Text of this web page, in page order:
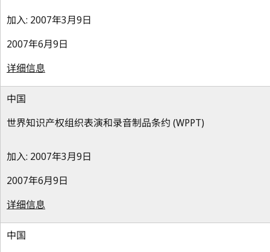
加入: 2007年3月9日
2007年6月9日
详细信息
中国
世界知识产权组织表演和录音制品条约 (WPPT)
加入: 2007年3月9日
2007年6月9日
详细信息
中国